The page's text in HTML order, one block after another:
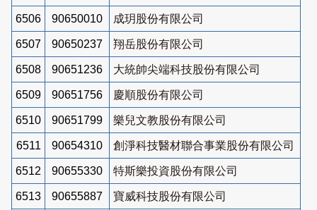
6506 90650010 成玥股份有限公司
6507 90650237 翔岳股份有限公司
6508 90651236 大統帥尖端科技股份有限公司
6509 90651756 慶順股份有限公司
6510 90651799 樂兒文教股份有限公司
6511 90654310 創淨科技醫材聯合事業股份有限公司
6512 90655330 特斯樂投資股份有限公司
6513 90655887 寶威科技股份有限公司